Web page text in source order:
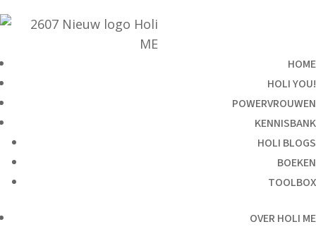
HOME
HOLI YOU!
POWERVROUWEN
KENNISBANK
HOLI BLOGS
BOEKEN
TOOLBOX
OVER HOLI ME